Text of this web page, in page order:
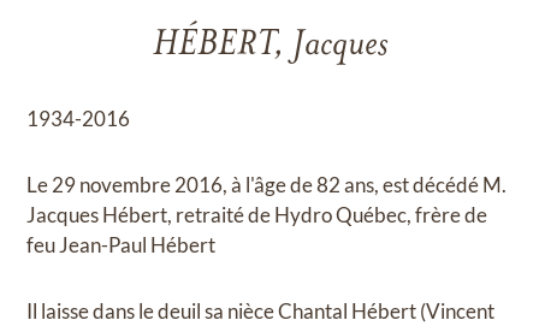
HÉBERT, Jacques
1934-2016
Le 29 novembre 2016, à l'âge de 82 ans, est décédé M.
Jacques Hébert, retraité de Hydro Québec, frère de
feu Jean-Paul Hébert
Il laisse dans le deuil sa nièce Chantal Hébert (Vincent